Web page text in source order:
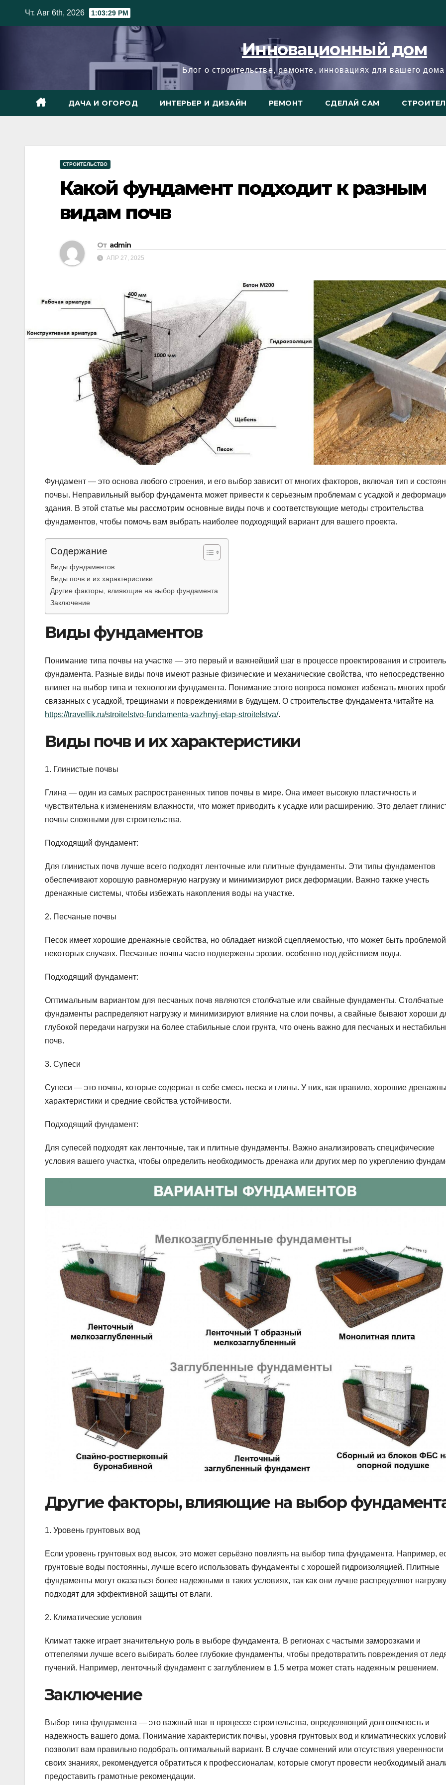
Чт. Авг 6th, 2026 1:03:30 PM
Инновационный дом
Блог о строительстве, ремонте, инновациях для вашего дома
ДАЧА И ОГОРОД ИНТЕРЬЕР И ДИЗАЙН РЕМОНТ СДЕЛАЙ САМ
СТРОИТЕЛЬСТВО
Какой фундамент подходит к разным
видам почв
От admin
АПР 27, 2025
Фундамент — это основа любого строения, и его выбор зависит от многих факторов, включая тип и
почвы. Неправильный выбор фундамента может привести к серьезным проблемам с усадкой и
здания. В этой статье мы рассмотрим основные виды почв и соответствующие методы строительства
фундаментов, чтобы помочь вам выбрать наиболее подходящий вариант для вашего проекта.
Содержание
Виды фундаментов
Виды почв и их характеристики
Другие факторы, влияющие на выбор фундамента
Заключение
Виды фундаментов
Понимание типа почвы на участке — это первый и важнейший шаг в процессе проектирования и
фундамента. Разные виды почв имеют разные физические и механические свойства, что непосредственно
влияет на выбор типа и технологии фундамента. Понимание этого вопроса поможет избежать многих
связанных с усадкой, трещинами и повреждениями в будущем. О строительстве фундамента читайте на
https://travellik.ru/stroitelstvo-fundamenta-vazhnyj-etap-stroitelstva/.
Виды почв и их характеристики
1. Глинистые почвы
Глина — один из самых распространенных типов почвы в мире. Она имеет высокую пластичность и
чувствительна к изменениям влажности, что может приводить к усадке или расширению. Это делает
почвы сложными для строительства.
Подходящий фундамент:
Для глинистых почв лучше всего подходят ленточные или плитные фундаменты. Эти типы фундаментов
обеспечивают хорошую равномерную нагрузку и минимизируют риск деформации. Важно также учесть
дренажные системы, чтобы избежать накопления воды на участке.
2. Песчаные почвы
Песок имеет хорошие дренажные свойства, но обладает низкой сцепляемостью, что может быть
некоторых случаях. Песчаные почвы часто подвержены эрозии, особенно под действием воды.
Подходящий фундамент:
Оптимальным вариантом для песчаных почв являются столбчатые или свайные фундаменты. Столбчатые
фундаменты распределяют нагрузку и минимизируют влияние на слои почвы, а свайные бывают хороши
глубокой передачи нагрузки на более стабильные слои грунта, что очень важно для песчаных и
почв.
3. Супеси
Супеси — это почвы, которые содержат в себе смесь песка и глины. У них, как правило, хорошие
характеристики и средние свойства устойчивости.
Подходящий фундамент:
Для супесей подходят как ленточные, так и плитные фундаменты. Важно анализировать специфические
условия вашего участка, чтобы определить необходимость дренажа или других мер по укреплению
Другие факторы, влияющие на выбор
1. Уровень грунтовых вод
Если уровень грунтовых вод высок, это может серьёзно повлиять на выбор типа фундамента. Например,
грунтовые воды постоянны, лучше всего использовать фундаменты с хорошей гидроизоляцией. Плитные
фундаменты могут оказаться более надежными в таких условиях, так как они лучше распределяют
подходят для эффективной защиты от влаги.
2. Климатические условия
Климат также играет значительную роль в выборе фундамента. В регионах с частыми заморозками и
оттепелями лучше всего выбирать более глубокие фундаменты, чтобы предотвратить повреждения от
пучений. Например, ленточный фундамент с заглублением в 1.5 метра может стать надежным решением.
Заключение
Выбор типа фундамента — это важный шаг в процессе строительства, определяющий долговечность и
надежность вашего дома. Понимание характеристик почвы, уровня грунтовых вод и климатических
позволит вам правильно подобрать оптимальный вариант. В случае сомнений или отсутствия уверенности
своих знаниях, рекомендуется обратиться к профессионалам, которые смогут провести необходимый
предоставить грамотные рекомендации.